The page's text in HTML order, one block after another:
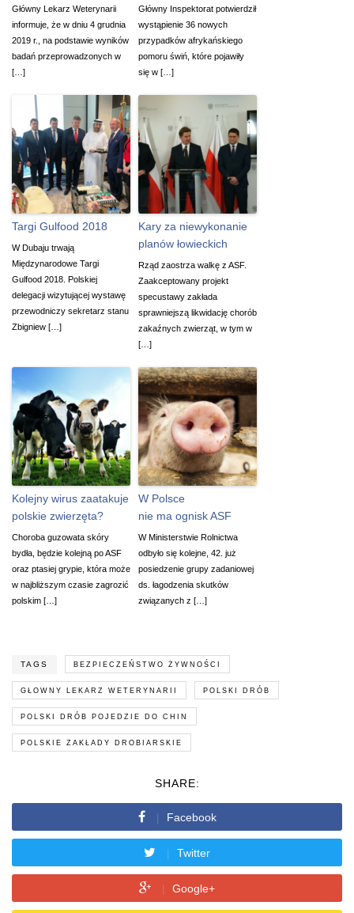
Główny Lekarz Weterynarii
informuje, że w dniu 4 grudnia
2019 r., na podstawie wyników
badań przeprowadzonych w
[…]
Główny Inspektorat potwierdził
wystąpienie 36 nowych
przypadków afrykańskiego
pomoru świń, które pojawiły
się w […]
Targi Gulfood 2018
W Dubaju trwają
Międzynarodowe Targi
Gulfood 2018. Polskiej
delegacji wizytującej wystawę
przewodniczy sekretarz stanu
Zbigniew […]
Kary za niewykonanie
planów łowieckich
Rząd zaostrza walkę z ASF.
Zaakceptowany projekt
specustawy zakłada
sprawniejszą likwidację chorób
zakaźnych zwierząt, w tym w
[…]
Kolejny wirus zaatakuje
polskie zwierzęta?
Choroba guzowata skóry
bydła, będzie kolejną po ASF
oraz ptasiej grypie, która może
w najbliższym czasie zagrozić
polskim […]
W Polsce
nie ma ognisk ASF
W Ministerstwie Rolnictwa
odbyło się kolejne, 42. już
posiedzenie grupy zadaniowej
ds. łagodzenia skutków
związanych z […]
TAGS BEZPIECZEŃSTWO ŻYWNOŚCI
GŁOWNY LEKARZ WETERYNARII POLSKI DRÓB
POLSKI DRÓB POJEDZIE DO CHIN
POLSKIE ZAKŁADY DROBIARSKIE
SHARE:
Facebook
Twitter
Google+